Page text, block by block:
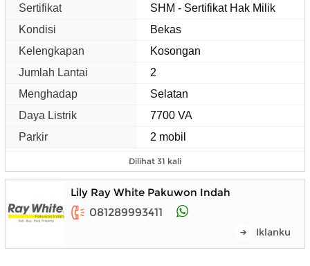
Sertifikat
SHM - Sertifikat Hak Milik
Kondisi
Bekas
Kelengkapan
Kosongan
Jumlah Lantai
2
Menghadap
Selatan
Daya Listrik
7700 VA
Parkir
2 mobil
Dilihat 31 kali
Lily Ray White Pakuwon Indah
081289993411
Iklanku